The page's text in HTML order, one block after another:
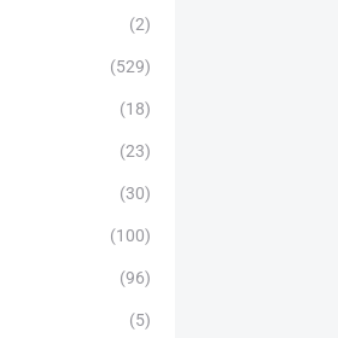
(2)
(529)
(18)
(23)
(30)
(100)
(96)
(5)